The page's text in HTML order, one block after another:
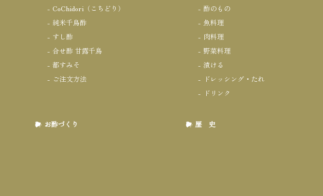
CoChidori（こちどり）
純米千鳥酢
すし酢
合せ酢 甘露千鳥
都すみそ
ご注文方法
酢のもの
魚料理
肉料理
野菜料理
漬ける
ドレッシング・たれ
ドリンク
お酢づくり
歴 史